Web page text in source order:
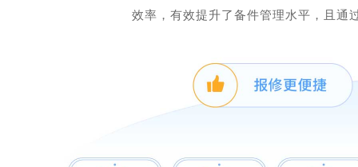
效率，有效提升了备件管理水平，且通